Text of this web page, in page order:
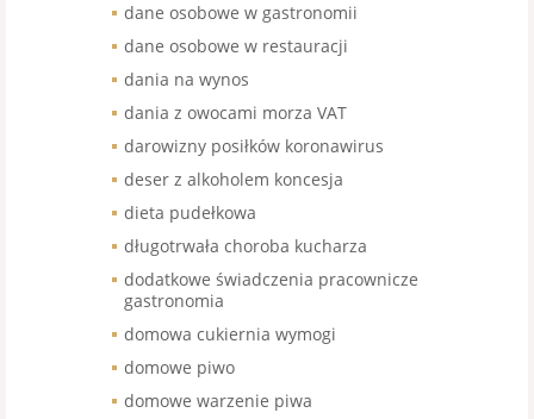
dane osobowe w gastronomii
dane osobowe w restauracji
dania na wynos
dania z owocami morza VAT
darowizny posiłków koronawirus
deser z alkoholem koncesja
dieta pudełkowa
długotrwała choroba kucharza
dodatkowe świadczenia pracownicze
gastronomia
domowa cukiernia wymogi
domowe piwo
domowe warzenie piwa